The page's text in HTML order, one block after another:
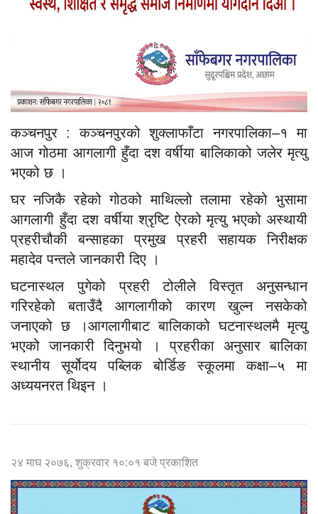
कञ्चनपुर : कञ्चनपुरको शुक्लाफाँटा नगरपालिका–१ मा
आज गोठमा आगलागी हुँदा दश वर्षीया बालिकाको जलेर मृत्यु
भएको छ ।
घर नजिकै रहेको गोठको माथिल्लो तलामा रहेको भुसामा
आगलागी हुँदा दश वर्षीया श्रृष्टि ऐरको मृत्यु भएको अस्थायी
प्रहरीचौकी बन्साहका प्रमुख प्रहरी सहायक निरीक्षक
महादेव पन्तले जानकारी दिए ।
घटनास्थल पुगेको प्रहरी टोलीले विस्तृत अनुसन्धान
गरिरहेको बताउँदै आगलागीको कारण खुल्न नसकेको
जनाएको छ ।आगलागीबाट बालिकाको घटनास्थलमै मृत्यु
भएको जानकारी दिनुभयो । प्रहरीका अनुसार बालिका
स्थानीय सूर्योदय पब्लिक बोर्डिङ स्कूलमा कक्षा–५ मा
अध्ययनरत थिइन ।
२४ माघ २०७६, शुक्रवार १०:०१ बजे प्रकाशित